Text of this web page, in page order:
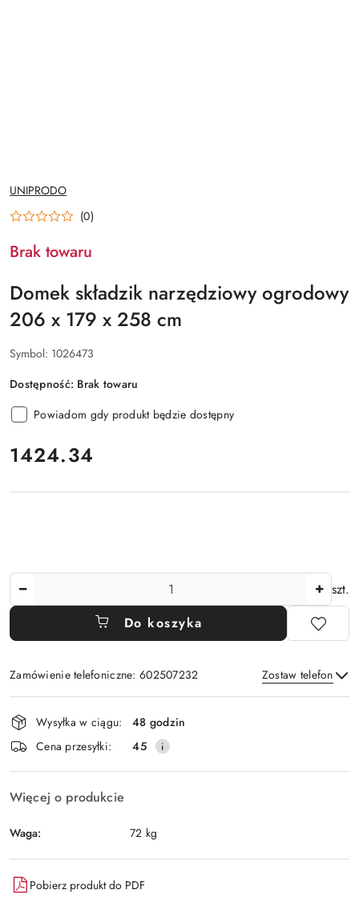
NAZWA
PRODUCENTA:
UNIPRODO
(0)
Brak towaru
Domek składzik narzędziowy ogrodowy
206 x 179 x 258 cm
Symbol: 1026473
Dostępność: Brak towaru
Powiadom gdy produkt będzie dostępny
cena:
1424.34
szt.
Do koszyka
Zamówienie telefoniczne: 602507232 Zostaw telefon
Wyślij
Dostępność
i
dostawa
Wysyłka w ciągu:
48 godzin
Cena przesyłki:
45
Więcej o produkcie
Waga: 72 kg
Pobierz produkt do PDF